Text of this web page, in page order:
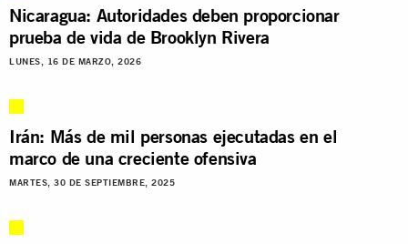
Nicaragua: Autoridades deben proporcionar
prueba de vida de Brooklyn Rivera
LUNES, 16 DE MARZO, 2026
Irán: Más de mil personas ejecutadas en el
marco de una creciente ofensiva
MARTES, 30 DE SEPTIEMBRE, 2025